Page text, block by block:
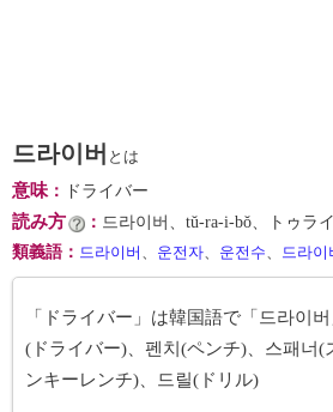
드라이버 とは
意味： ドライバー
読み方 ： 드라이버、tŭ-ra-i-bŏ、トゥラ
類義語 ： 드라이버 、 운전자、 운전수、 드라이
「ドライバー」は韓国語で「드라이
(ドライバー)、펜치(ペンチ)、스패너(
ンキーレンチ)、드릴(ドリル)